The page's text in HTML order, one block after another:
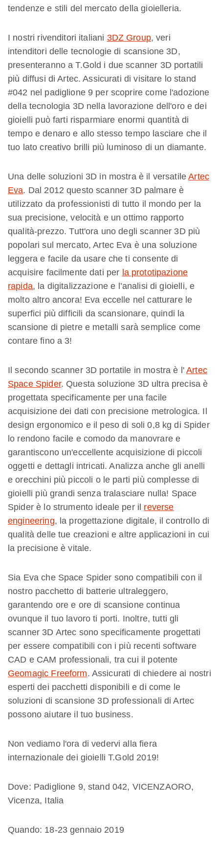
tendenze e stili del mercato della gioielleria.
I nostri rivenditori italiani 3DZ Group, veri
intenditori delle tecnologie di scansione 3D,
presenteranno a T.Gold i due scanner 3D portatili
più diffusi di Artec. Assicurati di visitare lo stand
#042 nel padiglione 9 per scoprire come l'adozione
della tecnologia 3D nella lavorazione dell'oro e dei
gioielli può farti risparmiare enormi quantità di
tempo e denaro e allo stesso tempo lasciare che il
tuo lato creativo brilli più luminoso di un diamante.
Una delle soluzioni 3D in mostra è il versatileArtec
Eva. Dal 2012 questo scanner 3D palmare è
utilizzato da professionisti di tutto il mondo per la
sua precisione, velocità e un ottimo rapporto
qualità-prezzo. Tutt'ora uno degli scanner 3D più
popolari sul mercato, Artec Eva è una soluzione
leggera e facile da usare che ti consente di
acquisire facilmente dati per la prototipazione
rapida, la digitalizzazione e l’analisi di gioielli, e
molto altro ancora! Eva eccelle nel catturare le
superfici più difficili da scansionare, quindi la
scansione di pietre e metalli sarà semplice come
contare fino a 3!
Il secondo scanner 3D portatile in mostra è l'Artec
Space Spider. Questa soluzione 3D ultra precisa è
progettata specificamente per una facile
acquisizione dei dati con precisione metrologica. Il
design ergonomico e il peso di soli 0,8 kg di Spider
lo rendono facile e comodo da manovrare e
garantiscono un'eccellente acquisizione di piccoli
oggetti e dettagli intricati. Analizza anche gli anelli
e orecchini più piccoli o le parti più complesse di
gioielli più grandi senza tralasciare nulla! Space
Spider è lo strumento ideale per il reverse
engineering, la progettazione digitale, il controllo di
qualità delle tue creazioni e altre applicazioni in cui
la precisione è vitale.
Sia Eva che Space Spider sono compatibili con il
nostro pacchetto di batterie ultraleggero,
garantendo ore e ore di scansione continua
ovunque il tuo lavoro ti porti. Inoltre, tutti gli
scanner 3D Artec sono specificamente progettati
per essere compatibili con i più recenti software
CAD e CAM professionali, tra cui il potente
Geomagic Freeform. Assicurati di chiedere ai nostri
esperti dei pacchetti disponibili e di come le
soluzioni di scansione 3D professionali di Artec
possono aiutare il tuo business.
Non vediamo l'ora di vedervi alla fiera
internazionale dei gioielli T.Gold 2019!
Dove: Padiglione 9, stand 042, VICENZAORO,
Vicenza, Italia
Quando: 18-23 gennaio 2019